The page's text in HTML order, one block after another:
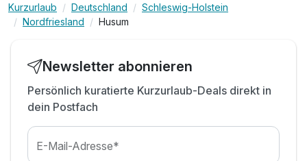
inkl. Leihbademantel, Slipper und Saunatuch
inkl. W-Lan-Nutzung
Kurzurlaub Deutschland
Schleswig-Holstein
Nordfriesland
Husum
Newsletter abonnieren
Persönlich kuratierte Kurzurlaub-Deals direkt in
dein Postfach
E-Mail-Adresse*